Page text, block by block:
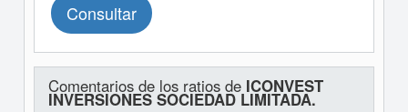
Consultar
Comentarios de los ratios de ICONVEST
INVERSIONES SOCIEDAD LIMITADA.